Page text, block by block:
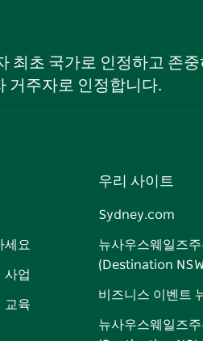
초 국가로 인정하고 존
거주자로 인정합니다.
세요
사업
교육
우리 사이트
Sydney.com
뉴사우스웨일즈
(Destination
비즈니스 이벤트
뉴사우스웨일즈